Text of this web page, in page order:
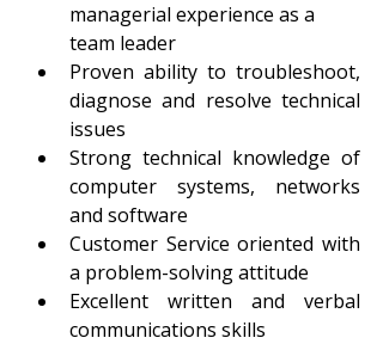
managerial experience as a
team leader
Proven ability to troubleshoot,
diagnose and resolve technical
issues
Strong technical knowledge of
computer systems, networks
and software
Customer Service oriented with
a problem-solving attitude
Excellent written and verbal
communications skills